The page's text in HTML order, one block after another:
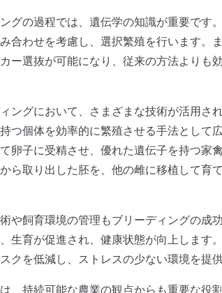
グの過程では、遺伝学の知識が重要です
合わせを考慮し、選択繁殖を行います。
ー選抜が可能になり、従来の方法よりも
ングにおいて、さまざまな技術が活用さ
つ個体を効率的に繁殖させる手法として
卵子に受精させ、優れた遺伝子を持つ家
ら取り出した胚を、他の雌に移植して育
や飼育環境の管理もブリーディングの成
生育が促進され、健康状態が向上します
クを低減し、ストレスの少ない環境を提
、持続可能な農業の観点からも重要な役